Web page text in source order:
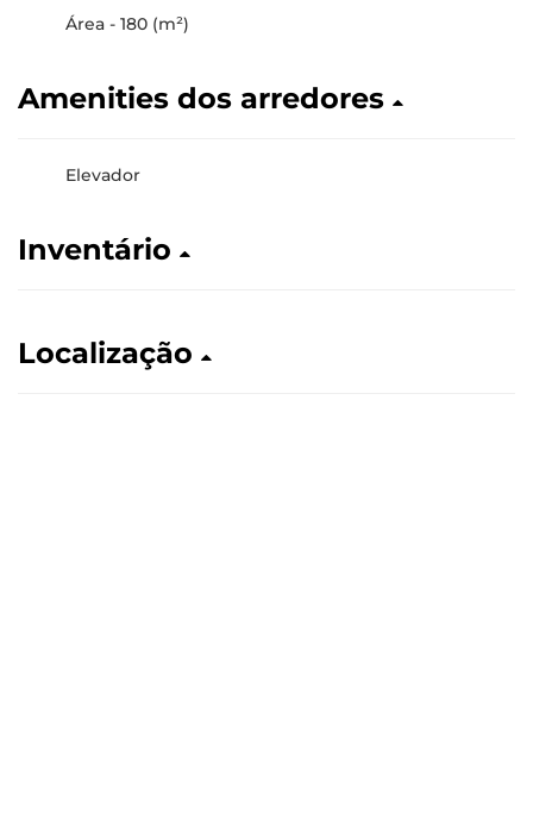
Área - 180 (m²)
Amenities dos arredores
Elevador
Inventário
Localização